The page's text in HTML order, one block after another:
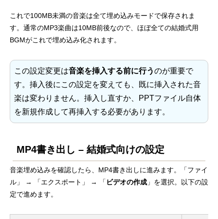
これで100MB未満の音楽は全て埋め込みモードで保存されま
す。通常のMP3楽曲は10MB前後なので、ほぼ全ての結婚式用
BGMがこれで埋め込み化されます。
この設定変更は音楽を挿入する前に行うのが重要で
す。挿入後にこの設定を変えても、既に挿入された音
楽は変わりません。挿入し直すか、PPTファイル自体
を新規作成して再挿入する必要があります。
MP4書き出し – 結婚式向けの設定
音楽埋め込みを確認したら、MP4書き出しに進みます。「ファイ
ル」 → 「エクスポート」 → 「 ビデオの作成 」を選択。以下の設
定で進めます。